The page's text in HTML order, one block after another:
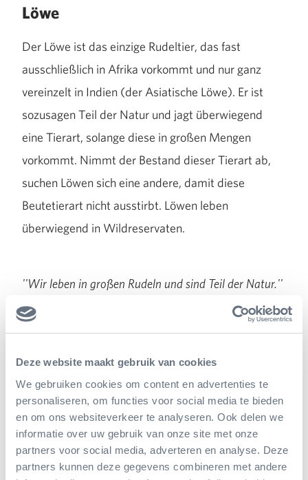
Deze website maakt gebruik van cookies
We gebruiken cookies om content en advertenties te
personaliseren, om functies voor social media te bieden
en om ons websiteverkeer te analyseren. Ook delen we
informatie over uw gebruik van onze site met onze
partners voor social media, adverteren en analyse. Deze
partners kunnen deze gegevens combineren met andere
Löwe
Der Löwe ist das einzige Rudeltier, das fast
ausschließlich in Afrika vorkommt und nur ganz
vereinzelt in Indien (der Asiatische Löwe). Er ist
sozusagen Teil der Natur und jagt überwiegend
eine Tierart, solange diese in großen Mengen
vorkommt. Nimmt der Bestand dieser Tierart ab,
suchen Löwen sich eine andere, damit diese
Beutetierart nicht ausstirbt. Löwen leben
überwiegend in Wildreservaten.
''Wir leben in großen Rudeln und sind Teil der Natur.''
''Bargeldloses Zahlen hilft gegen den Klimawandel
und schützt unsere Nahrungsquellen.''
''Bitte hier mit Karte zahlen, damit wir König der Tiere
bleiben können!''
Rote Diamant-Klapperschlange
Die rote Diamant-Klapperschlangeist Teil der